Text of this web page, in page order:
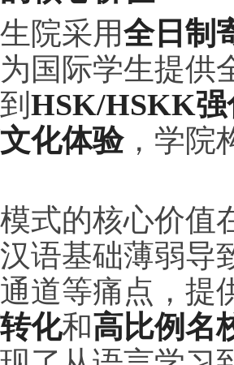
院采用全日制
国际学生提供
到 HSK/HSKK强
化体验，学院
式的核心价值
语基础薄弱导
道等痛点，提
化和高比例名